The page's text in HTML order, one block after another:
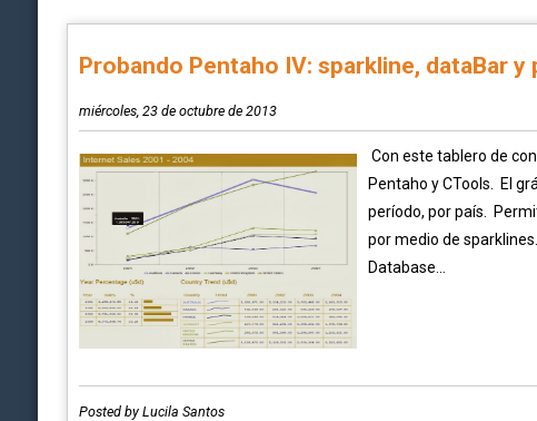
Probando Pentaho IV: sparkline, dataBar y
miércoles, 23 de octubre de 2013
Con este tablero de
Pentaho y CTools. El
período, por país.
por medio de
Database...
Posted by Lucila Santos